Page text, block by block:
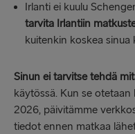
Irlanti ei kuulu
tarvita Irlantiin
kuitenkin koskea sinua
Sinun ei tarvitse tehdä
käytössä. Kun se
2026, päivitämme
tiedot ennen matkaa